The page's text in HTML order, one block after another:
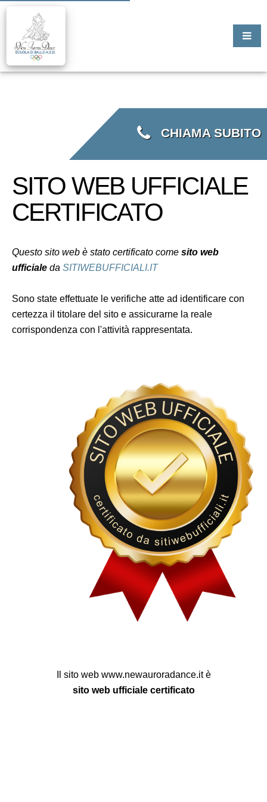
CHIAMA SUBITO
SITO WEB UFFICIALE
CERTIFICATO
Questo sito web è stato certificato come sito web
ufficiale da SITIWEBUFFICIALI.IT
Sono state effettuate le verifiche atte ad identificare con
certezza il titolare del sito e assicurarne la reale
corrispondenza con l'attività rappresentata.
Il sito web www.newauroradance.it è
sito web ufficiale certificato